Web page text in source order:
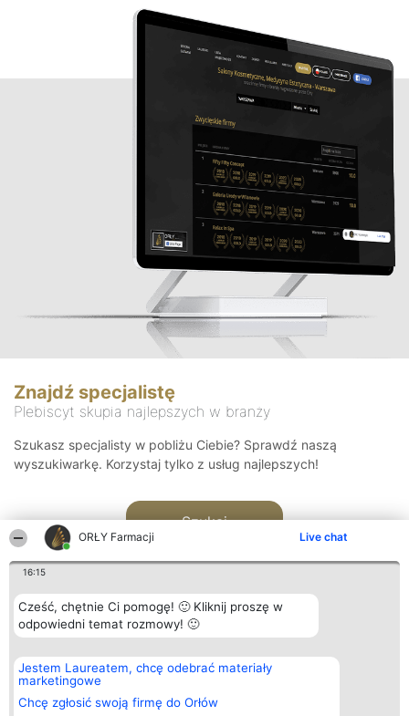
ORŁY Farmacji Live chat
16:15
Cześć, chętnie Ci pomogę! 🙂 Kliknij proszę w
odpowiedni temat rozmowy! 🙂
Jestem Laureatem, chcę odebrać materiały
marketingowe
Chcę zgłosić swoją firmę do Orłów
Znajdź specjalistę
Plebiscyt skupia najlepszych w branży
Szukasz specjalisty w pobliżu Ciebie? Sprawdź naszą
wyszukiwarkę. Korzystaj tylko z usług najlepszych!
Szukaj
Organizator plebiscytu
Bright Side Solutions sp. z o.
o. sp. k.
ul. Ruska 22
Wrocław 50-079
Plebiscyt
Laureaci
wszystkich
Laureatów
Kontakt
Kontakt